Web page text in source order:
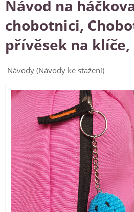
Návod na
chobotnici,
přívěsek na
Návody (Návody ke stažení)